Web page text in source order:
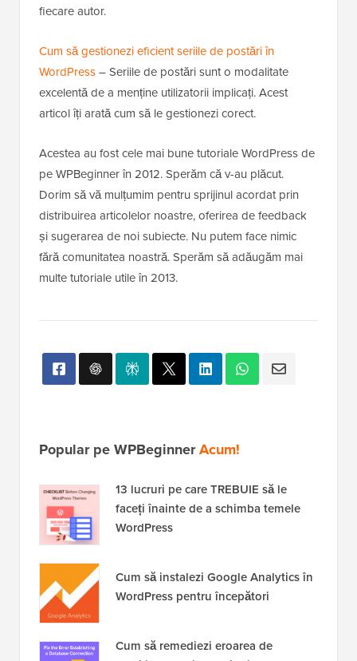
fiecare autor.
Cum să gestionezi eficient seriile de postări în
WordPress– Seriile de postări sunt o modalitate
excelentă de a menține utilizatorii implicați. Acest
articol îți arată cum să le gestionezi corect.
Acestea au fost cele mai bune tutoriale WordPress de
pe WPBeginner în 2012. Sperăm că v-au plăcut.
Dorim să vă mulțumim pentru sprijinul acordat prin
distribuirea articolelor noastre, oferirea de feedback
și sugerarea de noi subiecte. Nu putem face nimic
fără comunitatea noastră. Sperăm să adăugăm mai
multe tutoriale utile în 2013.
Popular pe WPBeginnerAcum!
13 lucruri pe care TREBUIE să le
faceți înainte de a schimba temele
WordPress
Cum să instalezi Google Analytics în
WordPress pentru începători
Cum să remediezi eroarea de